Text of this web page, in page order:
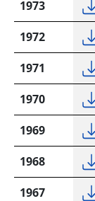
1973
1972
1971
1970
1969
1968
1967